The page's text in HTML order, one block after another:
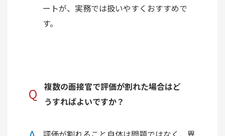
ートが、実務では扱いやすくおすすめで
す。
Q
複数の面接官で評価が割れた場合はど
うすればよいですか？